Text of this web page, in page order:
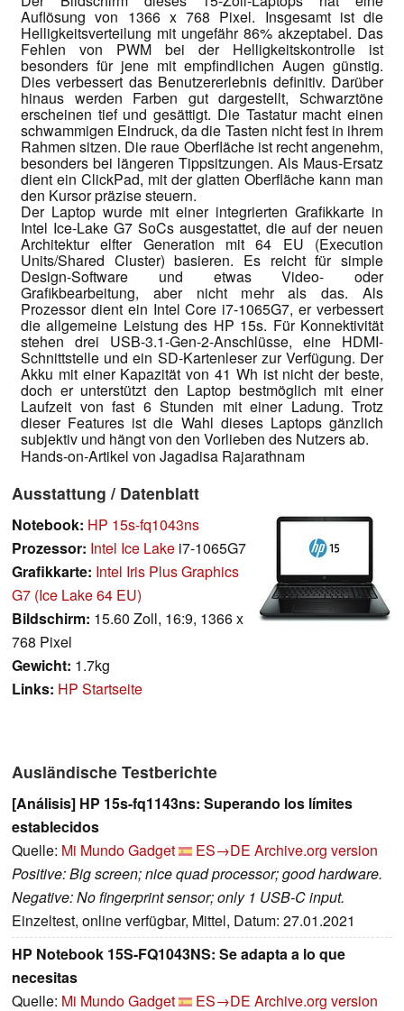
Auflösung von 1366 x 768 Pixel. Insgesamt ist die
Helligkeitsverteilung mit ungefähr 86% akzeptabel. Das
Fehlen von PWM bei der Helligkeitskontrolle ist
besonders für jene mit empfindlichen Augen günstig.
Dies verbessert das Benutzererlebnis definitiv. Darüber
hinaus werden Farben gut dargestellt, Schwarztöne
erscheinen tief und gesättigt. Die Tastatur macht einen
schwammigen Eindruck, da die Tasten nicht fest in ihrem
Rahmen sitzen. Die raue Oberfläche ist recht angenehm,
besonders bei längeren Tippsitzungen. Als Maus-Ersatz
dient ein ClickPad, mit der glatten Oberfläche kann man
den Kursor präzise steuern.
Der Laptop wurde mit einer integrierten Grafikkarte in
Intel Ice-Lake G7 SoCs ausgestattet, die auf der neuen
Architektur elfter Generation mit 64 EU (Execution
Units/Shared Cluster) basieren. Es reicht für simple
Design-Software und etwas Video- oder
Grafikbearbeitung, aber nicht mehr als das. Als
Prozessor dient ein Intel Core i7-1065G7, er verbessert
die allgemeine Leistung des HP 15s. Für Konnektivität
stehen drei USB-3.1-Gen-2-Anschlüsse, eine HDMI-
Schnittstelle und ein SD-Kartenleser zur Verfügung. Der
Akku mit einer Kapazität von 41 Wh ist nicht der beste,
doch er unterstützt den Laptop bestmöglich mit einer
Laufzeit von fast 6 Stunden mit einer Ladung. Trotz
dieser Features ist die Wahl dieses Laptops gänzlich
subjektiv und hängt von den Vorlieben des Nutzers ab.
Hands-on-Artikel von Jagadisa Rajarathnam
Ausstattung / Datenblatt
Notebook: HP 15s-fq1043ns
Prozessor: Intel Ice Lake i7-1065G7
Grafikkarte: Intel Iris Plus Graphics
G7 (Ice Lake 64 EU)
Bildschirm: 15.60 Zoll, 16:9, 1366 x
768 Pixel
Gewicht: 1.7kg
Links: HP Startseite
Ausländische Testberichte
[Análisis] HP 15s-fq1143ns: Superando los límites
establecidos
Quelle: Mi Mundo Gadget ES→DE Archive.org version
Positive: Big screen; nice quad processor; good hardware.
Negative: No fingerprint sensor; only 1 USB-C input.
Einzeltest, online verfügbar, Mittel, Datum: 27.01.2021
HP Notebook 15S-FQ1043NS: Se adapta a lo que
necesitas
Quelle: Mi Mundo Gadget ES→DE Archive.org version